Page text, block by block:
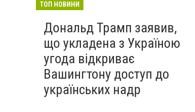
ТОП НОВИНИ
Дональд Трамп заявив,
що укладена з Україною
угода відкриває
Вашингтону доступ до
українських надр